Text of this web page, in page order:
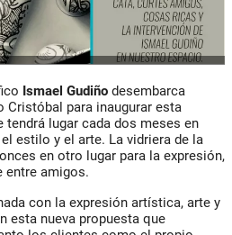
Ismael Gudiño desembarca
Cristóbal para inaugurar esta
lugar cada dos meses en
estilo y el arte. La vidriera de la
en otro lugar para la expresión,
entre amigos.
con la expresión artística, arte y
esta nueva propuesta que